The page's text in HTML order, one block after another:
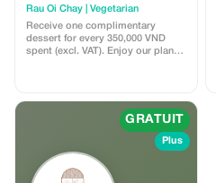
Journey
Rau Oi Chay | Vegetarian
Receive one complimentary
dessert for every 350,000 VND
spent (excl. VAT). Enjoy our plant-
designed for sharing.
GRATUIT
Plus